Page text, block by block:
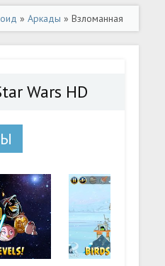
»Аркады » Взломанная
(Взлом на монеты) на
Wars HD